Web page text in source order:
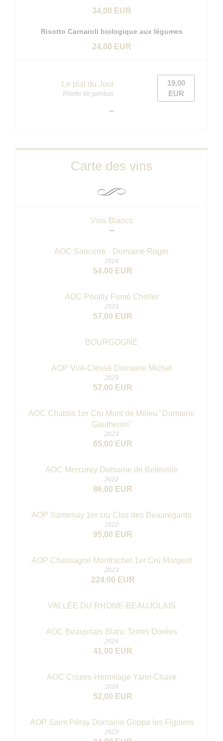
34,00 EUR
Risotto Carnaroli biologique aux légumes
24,00 EUR
Le plat du Jour
Risotto de gambas
19,00
EUR
Carte des vins
Vins Blancs
AOC Sancerre - Domaine Roger
2024
54,00 EUR
AOC Pouilly Fumé Chollet
2023
57,00 EUR
BOURGOGNE
AOP Viré-Clessé Domaine Michel
2023
57,00 EUR
AOC Chablis 1er Cru Mont de Milieu "Domaine
Gautheron"
2023
65,00 EUR
AOC Mercurey Domaine de Belleville
2022
86,00 EUR
AOP Santenay 1er cru Clos des Beauregards
2022
95,00 EUR
AOP Chassagne Montrachet 1er Cru Morgeot
2023
224,00 EUR
VALLÉE DU RHONE-BEAUJOLAIS
AOC Beaujolais Blanc Terres Dorées
2024
41,00 EUR
AOC Crozes-Hermitage Yann Chave
2024
52,00 EUR
AOP Saint Péray Domaine Grippa les Figuiers
2023